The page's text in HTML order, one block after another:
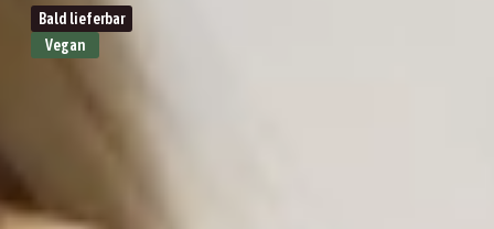
Bald lieferbar
Vegan